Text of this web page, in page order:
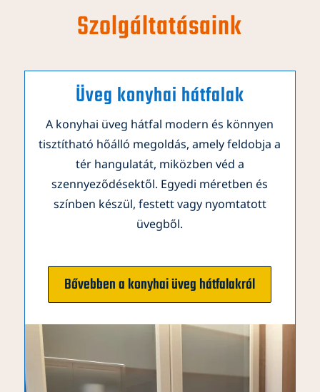
Szolgáltatásaink
Üveg konyhai hátfalak
A konyhai üveg hátfal modern és könnyen
tisztítható hőálló megoldás, amely feldobja a
tér hangulatát, miközben véd a
szennyeződésektől. Egyedi méretben és
színben készül, festett vagy nyomtatott
üvegből.
Bővebben a konyhai üveg hátfalakról